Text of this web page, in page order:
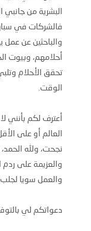
البشرية من
فالشركات في
والباحثين عن
أحلامهم، وبيوت
تحقق الأحلام
الوقت.
أعترف لكم بأنني
العالم أو على
نجحت، ولله
والعزيمة على ردم
والعمل سويا لجلب
دعواتكم لي